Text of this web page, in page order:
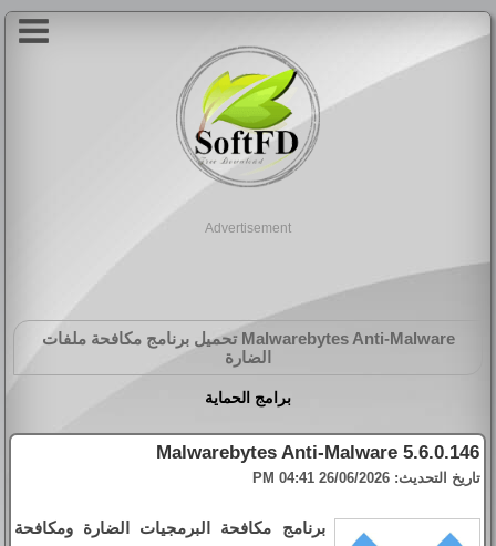
Advertisement
Malwarebytes Anti-Malware تحميل برنامج مكافحة ملفات
الضارة
برامج الحماية
Malwarebytes Anti-Malware 5.6.0.146
تاريخ التحديث: 26/06/2026 04:41 PM
برنامج مكافحة البرمجيات الضارة ومكافحة